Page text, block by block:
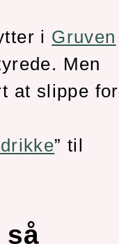
i Gruven
Men
at slippe for
” til